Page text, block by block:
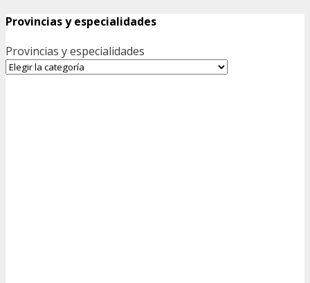
Provincias y especialidades
Provincias y especialidades